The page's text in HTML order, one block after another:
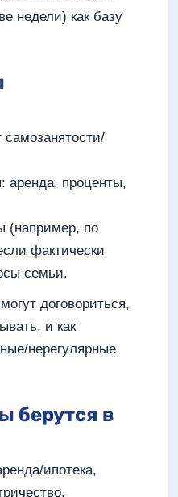
недели) как базу
самозанятости/
аренда, проценты,
(например, по
фактически
семьи.
договориться,
и как
нерегулярные
берутся в
ипотека,